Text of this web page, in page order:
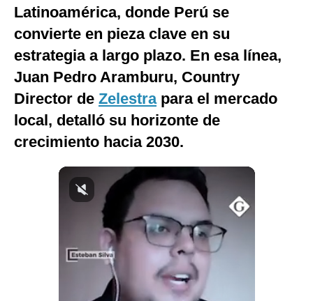
gestion.pe
¿quiénes
Somos?
Términos
Y
Condiciones
Política
Privacidad
Latinoamérica, donde Perú se
convierte en pieza clave en su
estrategia a largo plazo. En esa línea,
Juan Pedro Aramburu, Country
Director de Zelestrapara el mercado
local, detalló su horizonte de
crecimiento hacia 2030.